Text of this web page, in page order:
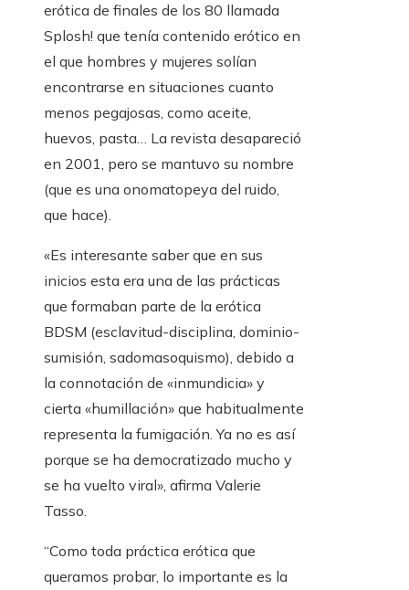
erótica de finales de los 80 llamada
Splosh! que tenía contenido erótico en
el que hombres y mujeres solían
encontrarse en situaciones cuanto
menos pegajosas, como aceite,
huevos, pasta… La revista desapareció
en 2001, pero se mantuvo su nombre
(que es una onomatopeya del ruido,
que hace).
«Es interesante saber que en sus
inicios esta era una de las prácticas
que formaban parte de la erótica
BDSM (esclavitud-disciplina, dominio-
sumisión, sadomasoquismo), debido a
la connotación de «inmundicia» y
cierta «humillación» que habitualmente
representa la fumigación. Ya no es así
porque se ha democratizado mucho y
se ha vuelto viral», afirma Valerie
Tasso.
“Como toda práctica erótica que
queramos probar, lo importante es la